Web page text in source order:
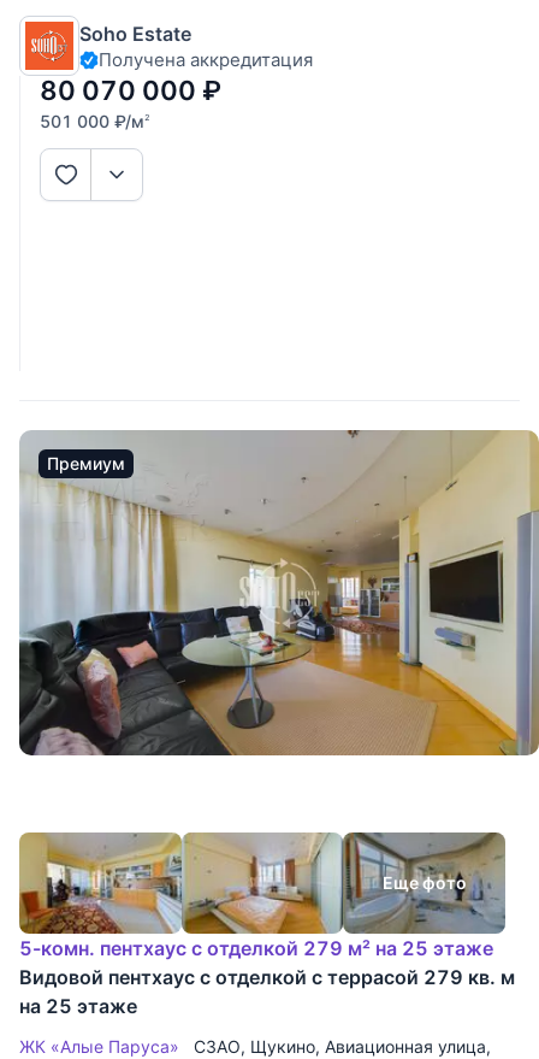
планировка комнат: гостиная - кухня -столовая, две
полноценных спальни, кабинет, уютная лоджия,
гардеробная, два санузла,
Soho Estate
Получена аккредитация
80 070 000 ₽
501 000 ₽/м2
Премиум
Еще фото
5-комн. пентхаус с отделкой 279 м² на 25 этаже
Видовой пентхаус с отделкой с террасой 279 кв. м
на 25 этаже
ЖК «Алые Паруса» СЗАО, Щукино, Авиационная улица,